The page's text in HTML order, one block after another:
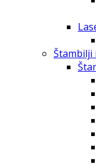
Štambilji